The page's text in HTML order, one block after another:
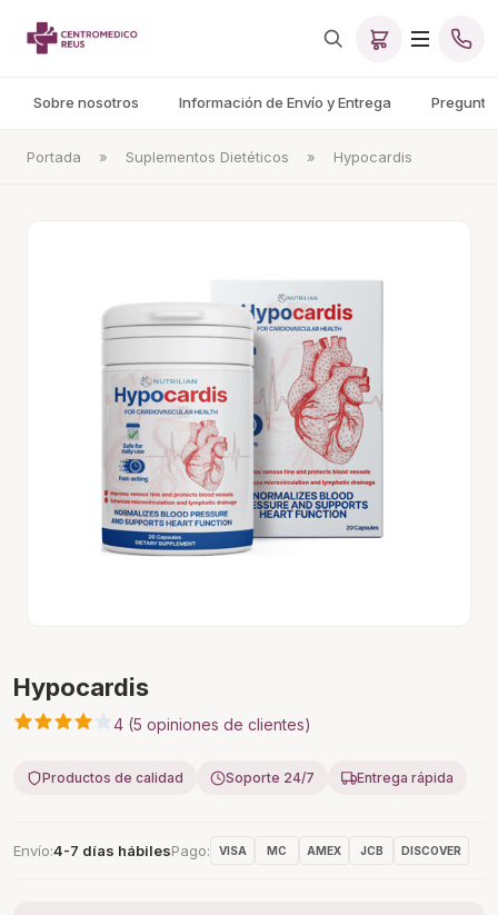
Sobre nosotros Información de Envío y Entrega
Portada » Suplementos Dietéticos » Hypocardis
Hypocardis
4 (5 opiniones de clientes)
Productos de calidad Soporte 24/7 Entrega rápida
Envío 4-7 días hábilesPago VISA MC AMEX JCB DISCOVER